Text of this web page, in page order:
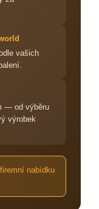
vašich
— od výběru
výrobek
nabídku